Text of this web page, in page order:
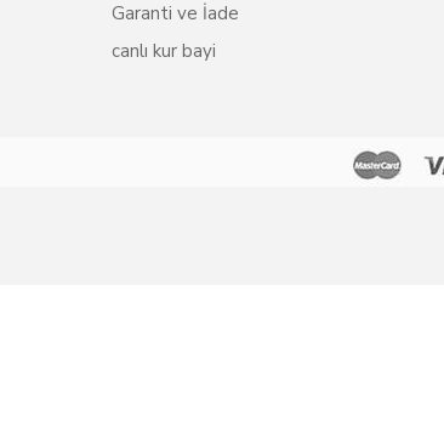
Garanti ve İade
canlı kur bayi